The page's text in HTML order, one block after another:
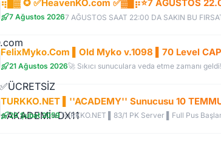
7 Ağustos 2026
21 Ağustos 2026
TURKKO.NET ▌''ACADEMY'' Sunucusu 10
20 Şubat 2059TURKKO.NET ▌83/1 PK Server ▌Full Pus